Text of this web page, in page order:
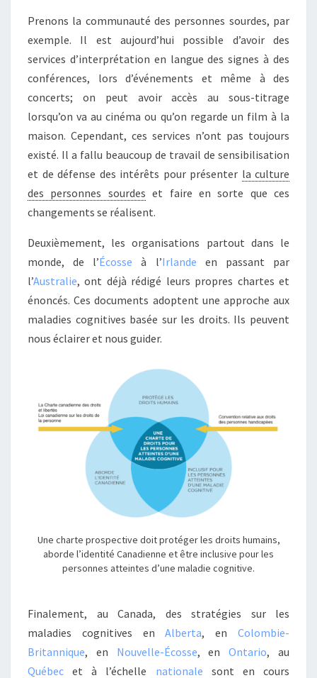
Prenons la communauté des personnes sourdes, par
exemple. Il est aujourd’hui possible d’avoir des
services d’interprétation en langue des signes à des
conférences, lors d’événements et même à des
concerts; on peut avoir accès au sous-titrage
lorsqu’on va au cinéma ou qu’on regarde un film à la
maison. Cependant, ces services n’ont pas toujours
existé. Il a fallu beaucoup de travail de sensibilisation
et de défense des intérêts pour présenter la culture
des personnes sourdes et faire en sorte que ces
changements se réalisent.
Deuxièmement, les organisations partout dans le
monde, de l’Écosse à l’Irlande en passant par
l’Australie, ont déjà rédigé leurs propres chartes et
énoncés. Ces documents adoptent une approche aux
maladies cognitives basée sur les droits. Ils peuvent
nous éclairer et nous guider.
Une charte prospective doit protéger les droits humains,
aborde l’identité Canadienne et être inclusive pour les
personnes atteintes d’une maladie cognitive.
Finalement, au Canada, des stratégies sur les
maladies cognitives enAlberta, enColombie-
Britannique, en Nouvelle-Écosse, enOntario, au
Québec et à l’échelle nationale sont en cours